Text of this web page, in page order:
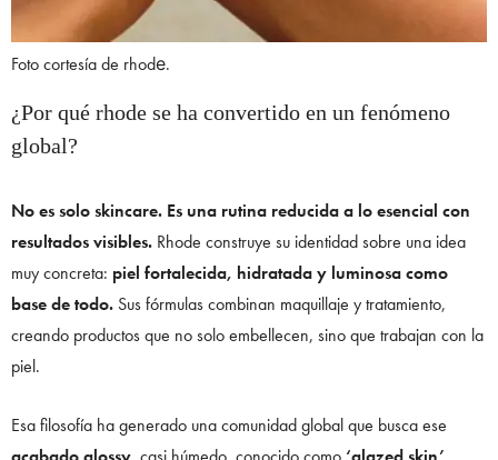
Foto cortesía de rhodе.
¿Por qué rhode se ha convertido en un fenómeno
global?
No es solo skincare. Es una rutina reducida a lo esencial con
resultados visibles. Rhode construye su identidad sobre una idea
muy concreta: piel fortalecida, hidratada y luminosa como
base de todo. Sus fórmulas combinan maquillaje y tratamiento,
creando productos que no solo embellecen, sino que trabajan con la
piel.
Esa filosofía ha generado una comunidad global que busca ese